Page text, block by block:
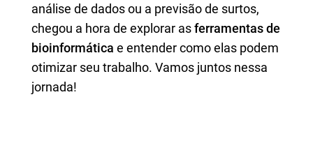
análise de dados ou a previsão de surtos,
chegou a hora de explorar asferramentas de
bioinformática e entender como elas podem
otimizar seu trabalho. Vamos juntos nessa
jornada!